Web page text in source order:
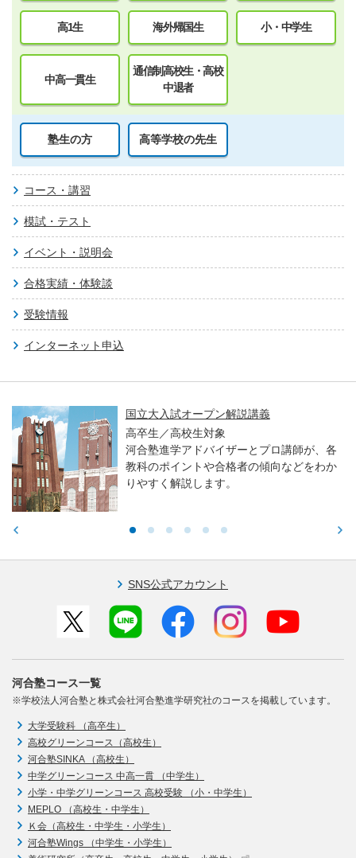
高1生 海外帰国生 小・中学生
中高一貫生
通信制高校生・高校
中退者
塾生の方 高等学校の先生
コース・講習
模試・テスト
イベント・説明会
合格実績・体験談
受験情報
インターネット申込
国立大入試オープン解説講義
高卒生／高校生対象
河合塾進学アドバイザーとプロ講師が、各
教科のポイントや合格者の傾向などをわか
りやすく解説します。
SNS公式アカウント
河合塾コース一覧
※学校法人河合塾と株式会社河合塾進学研究社のコースを掲載しています。
大学受験科 （高卒生）
高校グリーンコース（高校生）
河合塾SINKA （高校生）
中学グリーンコース 中高一貫 （中学生）
小学・中学グリーンコース 高校受験 （小・中学生）
MEPLO （高校生・中学生）
Ｋ会（高校生・中学生・小学生）
河合塾Wings （中学生・小学生）